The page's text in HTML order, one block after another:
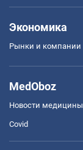
Экономика
Рынки и компании
MedOboz
Новости медицины
Covid